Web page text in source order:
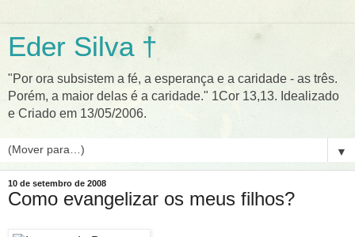
Eder Silva †
"Por ora subsistem a fé, a esperança e a caridade - as três.
Porém, a maior delas é a caridade." 1Cor 13,13. Idealizado
e Criado em 13/05/2006.
▼
10 de setembro de 2008
Como evangelizar os meus filhos?